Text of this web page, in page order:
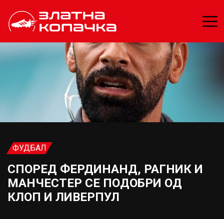
ФУДБАЛ
СПОРЕД ФЕРДИНАНД, РАГНИК И
МАНЧЕСТЕР СЕ ПОДОБРИ ОД
КЛОП И ЛИВЕРПУЛ